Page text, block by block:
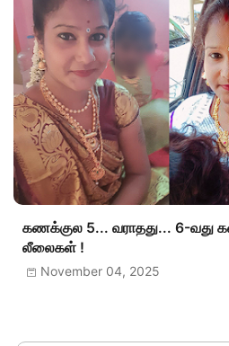
கணக்குல 5... வராதது... 6-
லீலைகள் !
November 04, 2025